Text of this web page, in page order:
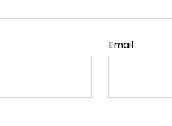
Email